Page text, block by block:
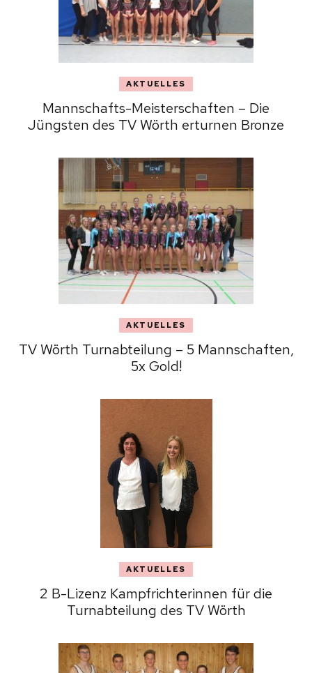
AKTUELLES
Mannschafts-Meisterschaften – Die
Jüngsten des TV Wörth erturnen Bronze
AKTUELLES
TV Wörth Turnabteilung – 5 Mannschaften,
5x Gold!
AKTUELLES
2 B-Lizenz Kampfrichterinnen für die
Turnabteilung des TV Wörth